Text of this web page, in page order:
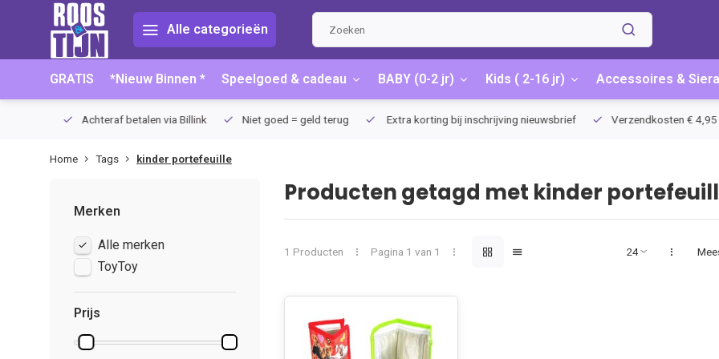
Alle categorieën
GRATIS *Nieuw Binnen * Speelgoed & cadeau BABY (0-2 jr) Kids ( 2-16 jr) Accessoires &
Achteraf betalen via Billink Niet goed = geld terug Extra korting bij inschrijving nieuwsbrief Verzendkosten € 4,95 /
Home Tags kinder portefeuille
Merken
Alle merken
ToyToy
Prijs
Producten getagd met kinder
1 Producten Pagina 1 van 1